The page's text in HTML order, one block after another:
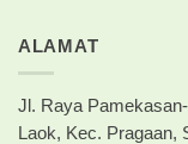
ALAMAT
Jl. Raya
Laok, Kec. Pragaan,